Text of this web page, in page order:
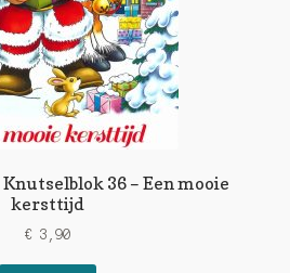
36 – Een mooie
kersttijd
€ 3,90